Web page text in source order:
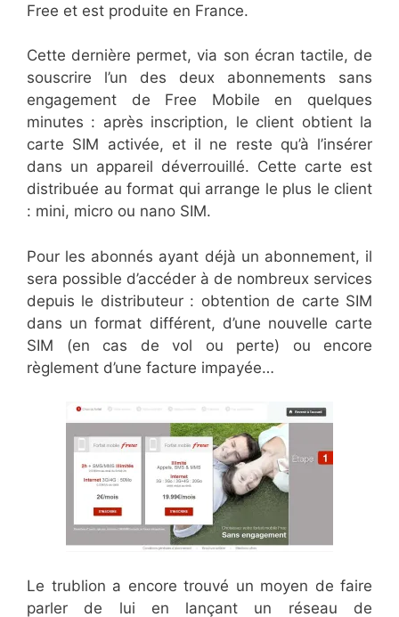
Free et est produite en France.
Cette dernière permet, via son écran tactile, de
souscrire l’un des deux abonnements sans
engagement de Free Mobile en quelques
minutes : après inscription, le client obtient la
carte SIM activée, et il ne reste qu’à l’insérer
dans un appareil déverrouillé. Cette carte est
distribuée au format qui arrange le plus le client
: mini, micro ou nano SIM.
Pour les abonnés ayant déjà un abonnement, il
sera possible d’accéder à de nombreux services
depuis le distributeur : obtention de carte SIM
dans un format différent, d’une nouvelle carte
SIM (en cas de vol ou perte) ou encore
règlement d’une facture impayée…
Le trublion a encore trouvé un moyen de faire
parler de lui en lançant un réseau de